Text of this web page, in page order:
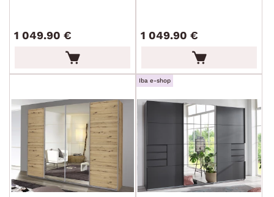
1 049.90 € 1 049.90 €
Iba e-shop